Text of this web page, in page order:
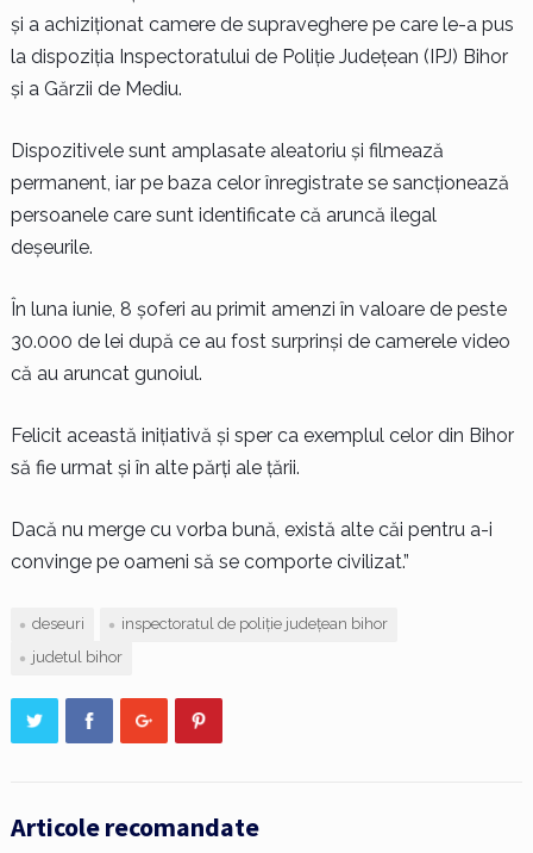
și a achiziționat camere de supraveghere pe care le-a pus
la dispoziția Inspectoratului de Poliție Județean (IPJ) Bihor
și a Gărzii de Mediu.
Dispozitivele sunt amplasate aleatoriu și filmează
permanent, iar pe baza celor înregistrate se sancționează
persoanele care sunt identificate că aruncă ilegal
deșeurile.
În luna iunie, 8 șoferi au primit amenzi în valoare de peste
30.000 de lei după ce au fost surprinși de camerele video
că au aruncat gunoiul.
Felicit această inițiativă și sper ca exemplul celor din Bihor
să fie urmat și în alte părți ale țării.
Dacă nu merge cu vorba bună, există alte căi pentru a-i
convinge pe oameni să se comporte civilizat.”
deseuri
inspectoratul de poliție județean bihor
judetul bihor
Articole recomandate